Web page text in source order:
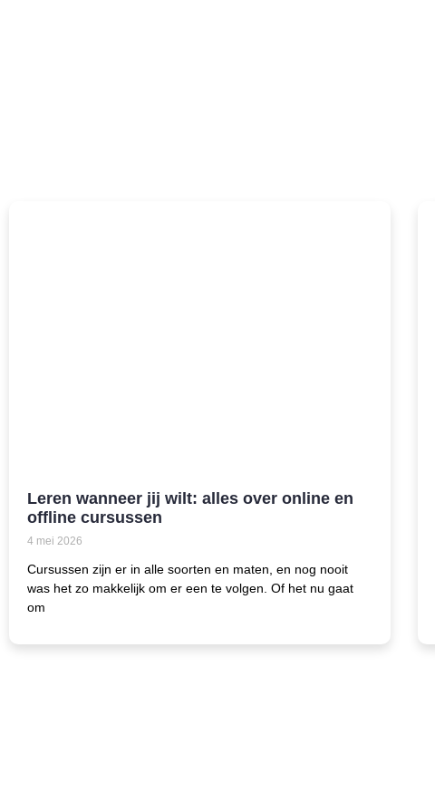
Leren wanneer jij wilt: alles over online en
offline cursussen
4 mei 2026
Cursussen zijn er in alle soorten en maten, en nog nooit
was het zo makkelijk om er een te volgen. Of het nu gaat
om